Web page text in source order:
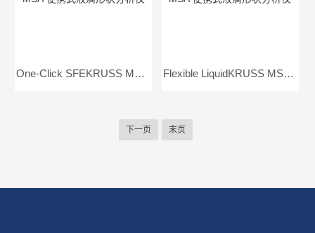
One-Click SFEKRUSS MSA 便携式液滴形状分析仪 Flexible LiquidKRUSS MSA 便携式液滴形状分析仪
下一页 末页